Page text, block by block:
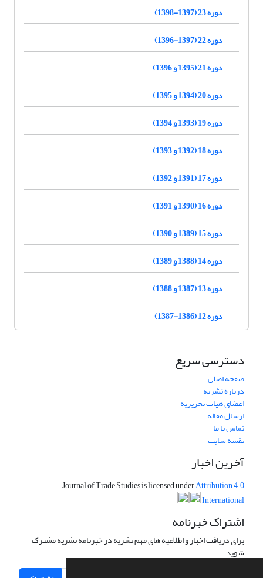
دوره 23 (1397-1398)
دوره 22 (1397-1396)
دوره 21 (1395 و 1396)
دوره 20 (1394 و 1395)
دوره 19 (1393 و 1394)
دوره 18 (1392 و 1393)
دوره 17 (1391 و 1392)
دوره 16 (1390 و 1391)
دوره 15 (1389 و 1390)
دوره 14 (1388 و 1389)
دوره 13 (1387 و 1388)
دوره 12 (1386-1387)
دسترسی سریع
صفحه اصلی
درباره نشریه
اعضای هیات تحریریه
ارسال مقاله
تماس با ما
نقشه سایت
آخرین اخبار
Journal of Trade Studies is licensed underAttribution 4.0
International
اشتراک خبرنامه
برای دریافت اخبار و اطلاعیه های مهم نشریه در خبرنامه نشریه مشترک
شوید.